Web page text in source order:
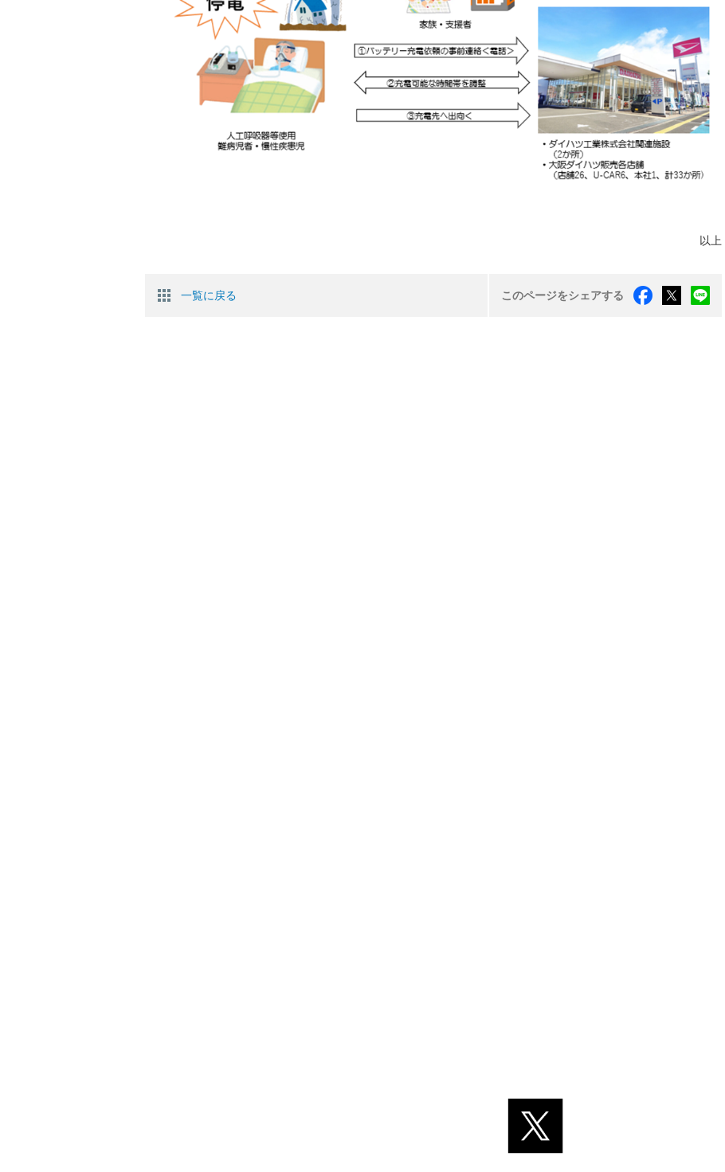
以上
一覧に戻る このページをシェアする